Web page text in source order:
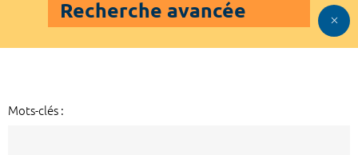
Recherche avancée
Mots-clés :